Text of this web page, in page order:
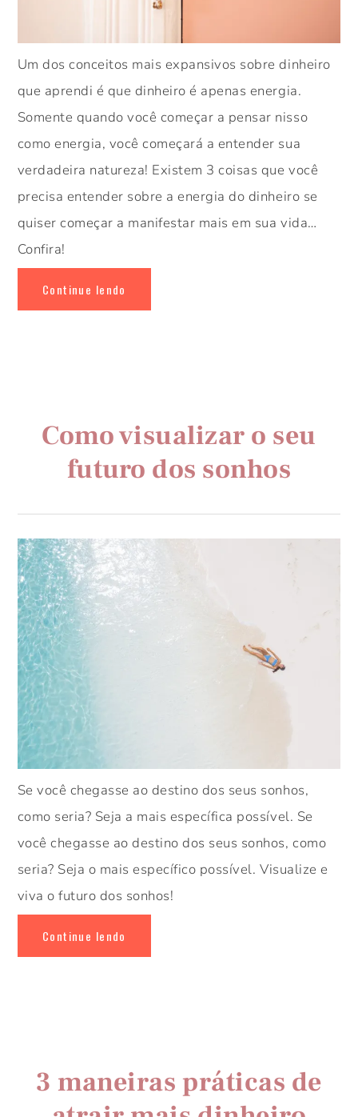
Um dos conceitos mais expansivos sobre dinheiro
que aprendi é que dinheiro é apenas energia.
Somente quando você começar a pensar nisso
como energia, você começará a entender sua
verdadeira natureza! Existem 3 coisas que você
precisa entender sobre a energia do dinheiro se
quiser começar a manifestar mais em sua vida…
Confira!
Continue lendo
Como visualizar o seu
futuro dos sonhos
Se você chegasse ao destino dos seus sonhos,
como seria? Seja a mais específica possível. Se
você chegasse ao destino dos seus sonhos, como
seria? Seja o mais específico possível. Visualize e
viva o futuro dos sonhos!
Continue lendo
3 maneiras práticas de